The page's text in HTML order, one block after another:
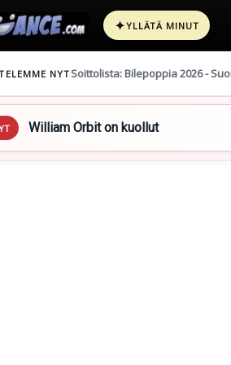
✦YLLÄTÄ MINUT
NYTSoittolista: Bilepoppia 2026 -
William Orbit on kuollut